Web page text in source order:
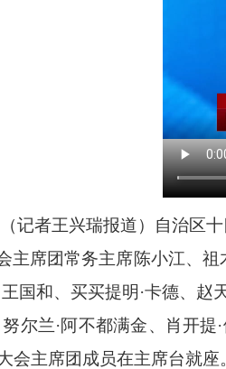
记者王兴瑞报道）自治区
主席团常务主席陈小江、祖
国和、买买提明·卡德、赵
努尔兰·阿不都满金、肖开
会主席团成员在主席台就座